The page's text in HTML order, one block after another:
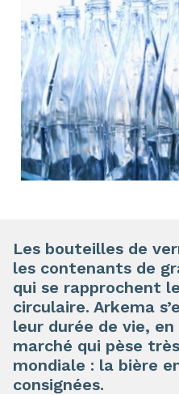
Les bouteilles de
les contenants de
qui se rapprochent
circulaire. Arkema
leur durée de vie,
marché qui pèse
mondiale : la bière
consignées.